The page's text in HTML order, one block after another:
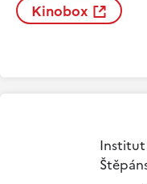
Kinobox
Institut